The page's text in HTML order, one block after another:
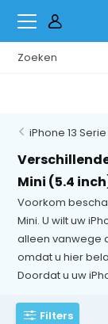
iPhone 13 Serie
Mini (5.4
Voorkom
Mini. U wilt uw
alleen vanwege
omdat u hier
Doordat u uw
Filters